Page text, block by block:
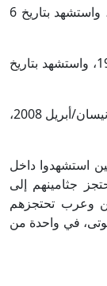
- الأسير فارس بارود، المعتقل منذ سنة 1991، واستشهد بتاريخ 6
- الأسير سعدي الغرابلي، المعتقل منذ سنة 1994، واستشهد بتاريخ
- والأسير سامي العمور، المعتقل منذ الأول من نيسان/أبريل 2008،
فلسطينيين استشهدوا داخل
جثامينهم إلى
وعرب تحتجزهم
في واحدة من